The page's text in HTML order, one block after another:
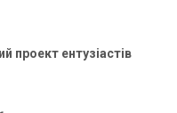
проект ентузіастів